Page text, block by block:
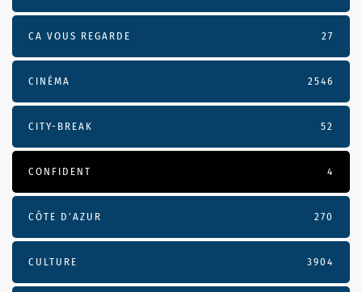
CA VOUS REGARDE 27
CINÉMA 2546
CITY-BREAK 52
CONFIDENT 4
CÔTE D’AZUR 270
CULTURE 3904